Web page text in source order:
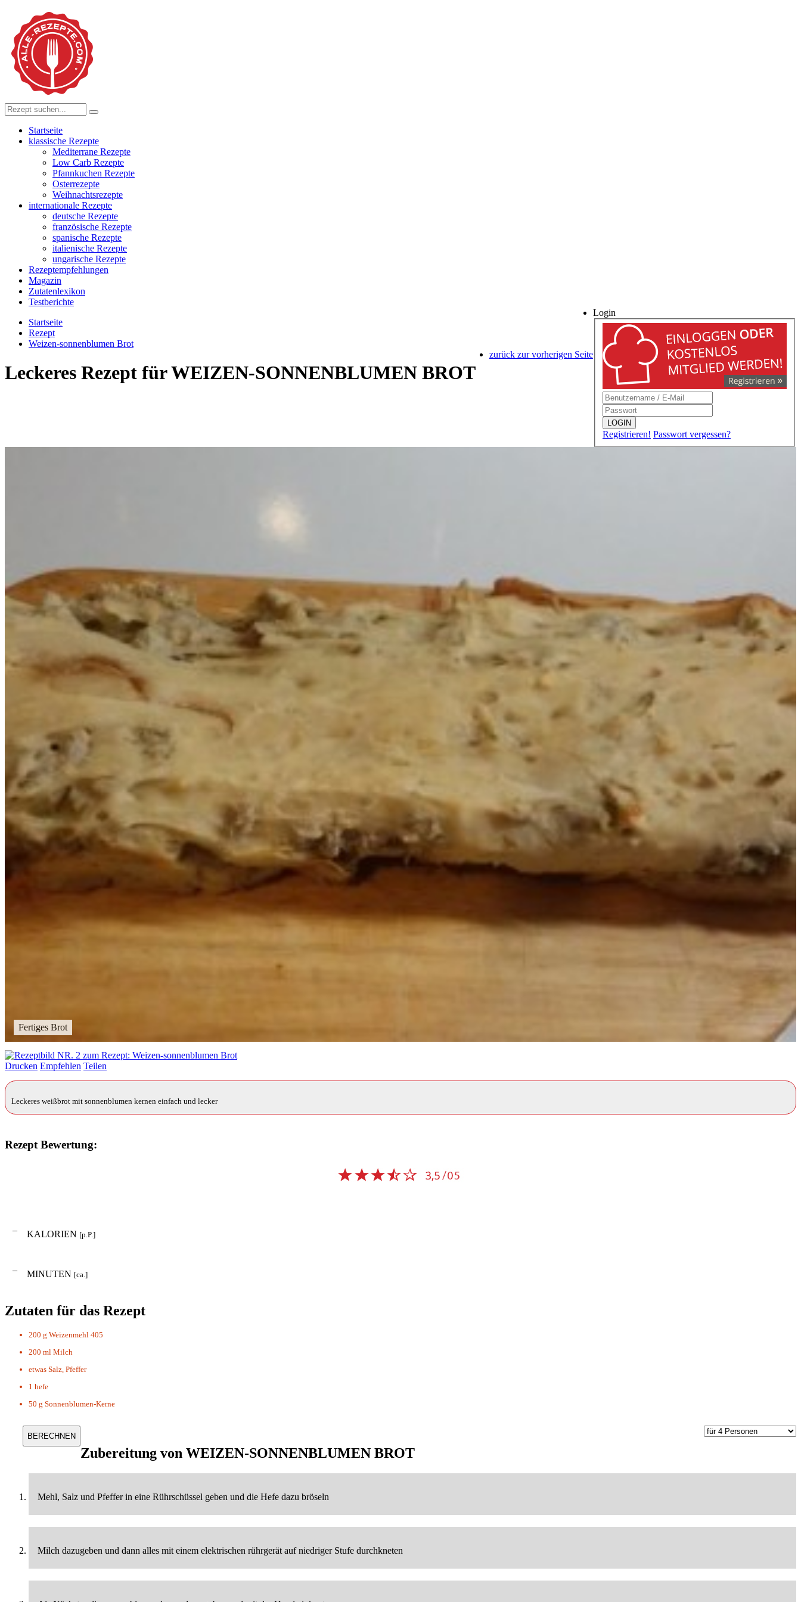
Startseite
klassische Rezepte
Mediterrane Rezepte
Low Carb Rezepte
Pfannkuchen Rezepte
Osterrezepte
Weihnachtsrezepte
internationale Rezepte
deutsche Rezepte
französische Rezepte
spanische Rezepte
italienische Rezepte
ungarische Rezepte
Rezeptempfehlungen
Magazin
Zutatenlexikon
Testberichte
Login
LOGIN
Registrieren! Passwort vergessen?
Startseite
Rezept
Weizen-sonnenblumen Brot
zurück zur vorherigen Seite
Leckeres Rezept fürWEIZEN-SONNENBLUMEN BROT
Fertiges Brot
Drucken Empfehlen Teilen
Leckeres weißbrot mit sonnenblumen kernen einfach und lecker
Rezept Bewertung:
– KALORIEN [p.P.]
– MINUTEN [ca.]
Zutaten für das Rezept
200 g Weizenmehl 405
200 ml Milch
etwas Salz, Pfeffer
1 hefe
50 g Sonnenblumen-Kerne
Zubereitung von WEIZEN-SONNENBLUMEN BROT
Mehl, Salz und Pfeffer in eine Rührschüssel geben und die Hefe dazu bröseln
Milch dazugeben und dann alles mit einem elektrischen rührgerät auf niedriger Stufe durchkneten